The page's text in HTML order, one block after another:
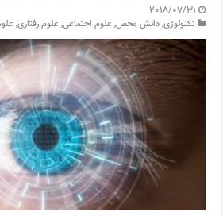
2018/07/31
تکنولوژی,دانش محض,علوم اجتماعی,علوم رفتاری,